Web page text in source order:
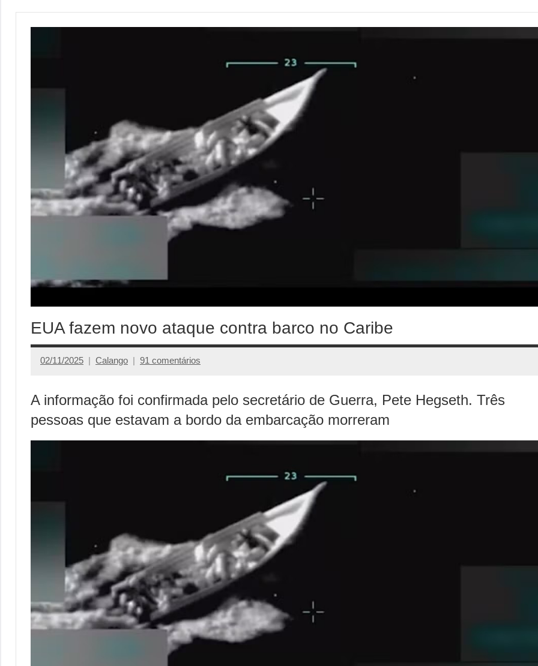
EUA fazem novo ataque contra barco no Caribe
02/11/2025 Calango 91 comentários
A informação foi confirmada pelo secretário de Guerra, Pete Hegseth. Três
pessoas que estavam a bordo da embarcação morreram